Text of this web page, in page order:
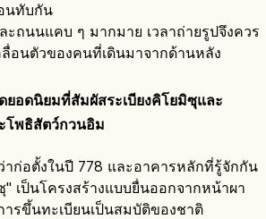
นทับกัน
ะถนนแคบ ๆ มากมาย เวลาถ่ายรูปจึงควร
ลื่อนตัวของคนที่เดินมาจากด้านหลัง
ยอดนิยมที่สัมผัสระเบียงคิโยมิซุและ
โพธิสัตว์กวนอิม
าก่อตั้งในปี 778 และอาคารหลักที่รู้จักกัน
" เป็นโครงสร้างแบบยื่นออกจากหน้าผา
รขึ้นทะเบียนเป็นสมบัติของชาติ